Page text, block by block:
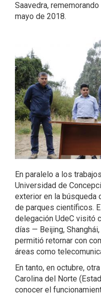
Saavedra,
mayo de 2018.
En paralelo a los
Universidad de
exterior en la
de parques científicos.
delegación UdeC visitó
días — Beijing,
permitió retornar con
áreas como
En tanto, en octubre,
Carolina del Norte
conocer el